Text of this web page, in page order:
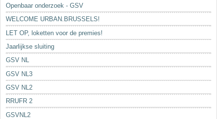
Openbaar onderzoek - GSV
WELCOME URBAN.BRUSSELS!
LET OP, loketten voor de premies!
Jaarlijkse sluiting
GSV NL
GSV NL3
GSV NL2
RRUFR 2
GSVNL2